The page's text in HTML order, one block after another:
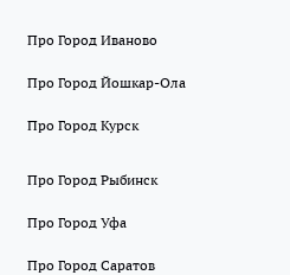
Про Город Иваново
Про Город Йошкар-Ола
Про Город Курск
Про Город Рыбинск
Про Город Уфа
Про Город Саратов